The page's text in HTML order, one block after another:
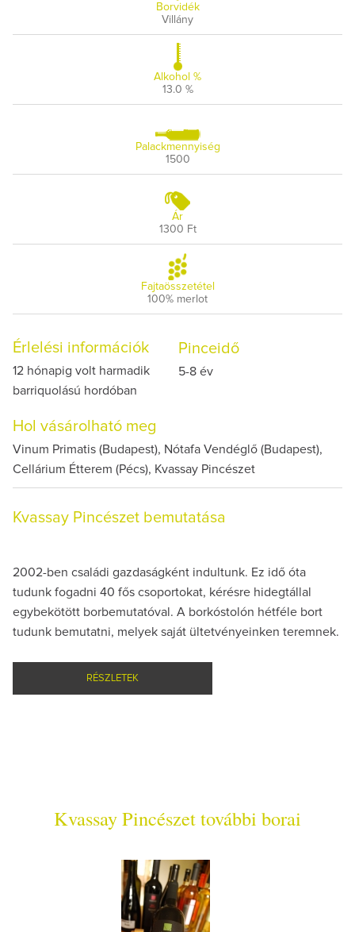
Borvidék
Villány
Alkohol %
13.0 %
Palackmennyiség
1500
Ár
1300 Ft
Fajtaösszetétel
100% merlot
Érlelési információk
12 hónapig volt harmadik
barriquolású hordóban
Pinceidő
5-8 év
Hol vásárolható meg
Vinum Primatis (Budapest), Nótafa Vendéglő (Budapest),
Cellárium Étterem (Pécs), Kvassay Pincészet
Kvassay Pincészet bemutatása
2002-ben családi gazdaságként indultunk. Ez idő óta
tudunk fogadni 40 fős csoportokat, kérésre hidegtállal
egybekötött borbemutatóval. A borkóstolón hétféle bort
tudunk bemutatni, melyek saját ültetvényeinken teremnek.
RÉSZLETEK
Kvassay Pincészet további borai